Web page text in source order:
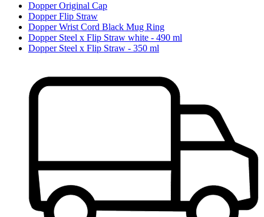
Dopper Original Cap
Dopper Flip Straw
Dopper Wrist Cord Black Mug Ring
Dopper Steel x Flip Straw white - 490 ml
Dopper Steel x Flip Straw - 350 ml